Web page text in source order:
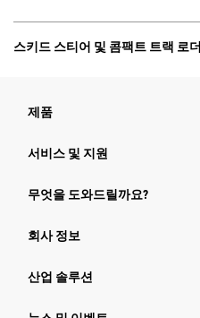
스키드 스티어 및 콤팩트 트랙 로더
제품
서비스 및 지원
무엇을 도와드릴까요?
회사 정보
산업 솔루션